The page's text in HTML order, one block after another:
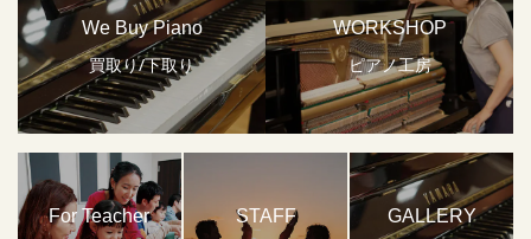
We Buy Piano
買取り/下取り
WORKSHOP
ピアノ工房
For Teacher STAFF GALLERY